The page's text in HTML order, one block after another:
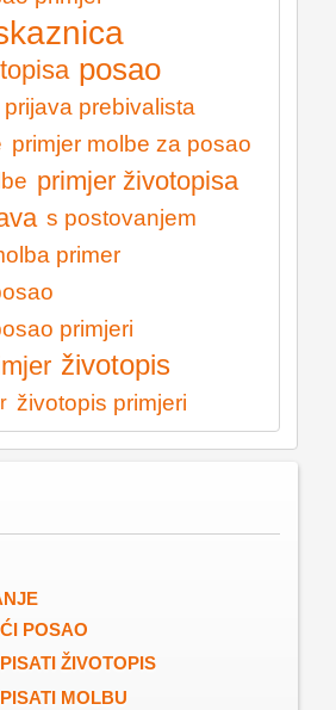
posao
prijava prebivalista
primjer molbe za posao
primjer životopisa
s postovanjem
primer
primjeri
životopis
životopis primjeri
POSAO
ŽIVOTOPIS
MOLBU